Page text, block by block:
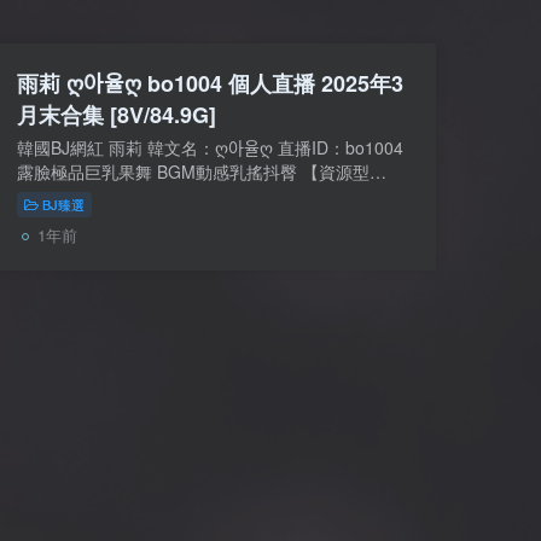
雨莉 ღ아율ღ bo1004 個人直播 2025年3
月末合集 [8V/84.9G]
韓國BJ網紅 雨莉 韓文名：ღ아율ღ 直播ID：bo1004
露臉極品巨乳果舞 BGM動感乳搖抖臀 【資源型
別】：自錄影片【是否有碼】：無碼 無水印 無廣告
【資源大小】：8V/84.9G/8配額【下載渠道...
BJ臻選
1年前